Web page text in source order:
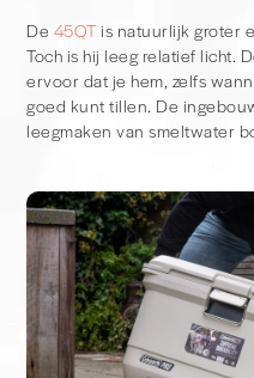
De 45QT is natuurlijk groter
Toch is hij leeg relatief licht.
ervoor dat je hem, zelfs
goed kunt tillen. De
leegmaken van smeltwater